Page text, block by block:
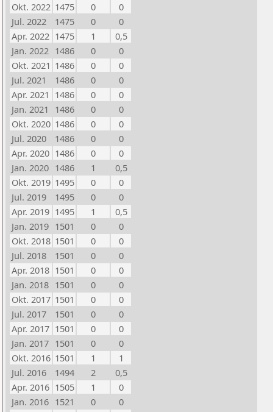
Okt. 2022 1475 0
0
Jul. 2022
1475 0
0
Apr. 2022 1475 1
0,5
Jan. 2022 1486 0
0
Okt. 2021 1486 0
0
Jul. 2021
1486 0
0
Apr. 2021 1486 0
0
Jan. 2021
1486 0
0
Okt. 2020 1486 0
0
Jul. 2020
1486 0
0
Apr. 2020 1486 0
0
Jan. 2020 1486 1
0,5
Okt. 2019 1495 0
0
Jul. 2019
1495 0
0
Apr. 2019 1495 1
0,5
Jan. 2019 1501 0
0
Okt. 2018 1501 0
0
Jul. 2018
1501 0
0
Apr. 2018 1501 0
0
Jan. 2018 1501 0
0
Okt. 2017 1501 0
0
Jul. 2017
1501 0
0
Apr. 2017 1501 0
0
Jan. 2017 1501 0
0
Okt. 2016 1501 1
1
Jul. 2016
1494 2
0,5
Apr. 2016 1505 1
0
Jan. 2016 1521 0
0